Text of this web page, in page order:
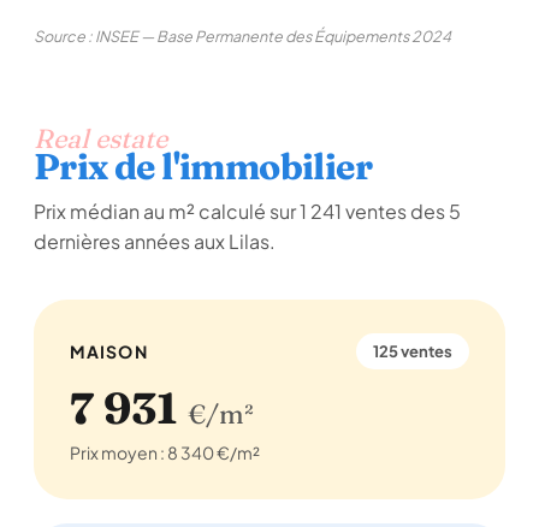
Source : INSEE — Base Permanente des Équipements 2024
Real estate
Prix de l'immobilier
Prix médian au m² calculé sur 1 241 ventes des 5
dernières années aux Lilas.
MAISON 125 ventes
7 931 €/m²
Prix moyen : 8 340 €/m²